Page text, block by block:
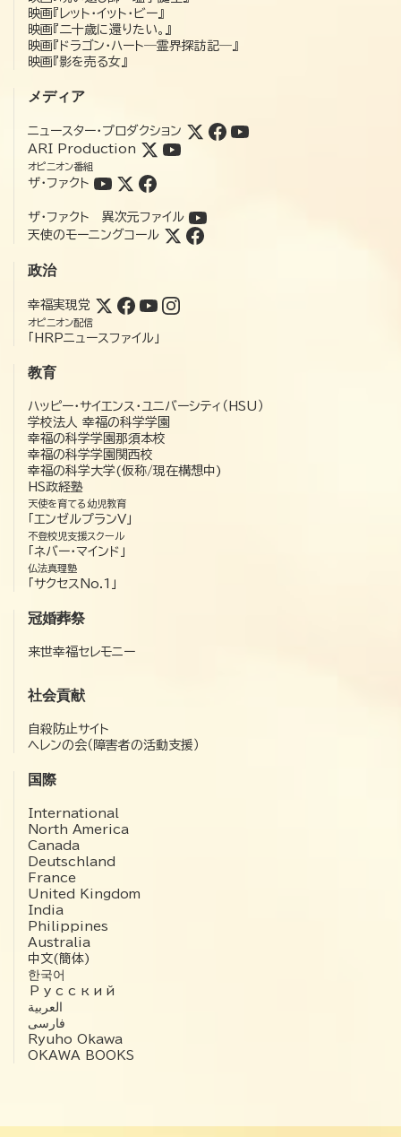
映画『レット・イット・ビー』
映画『二十歳に還りたい。』
映画『ドラゴン・ハート―霊界探訪記―』
映画『影を売る女』
メディア
ニュースター・プロダクション
ARI Production
オピニオン番組
ザ・ファクト
ザ・ファクト 異次元ファイル
天使のモーニングコール
政治
幸福実現党
オピニオン配信
「HRPニュースファイル」
教育
ハッピー・サイエンス・ユニバーシティ（HSU）
学校法人 幸福の科学学園
幸福の科学学園那須本校
幸福の科学学園関西校
幸福の科学大学(仮称/現在構想中)
HS政経塾
天使を育てる幼児教育
「エンゼルプランV」
不登校児支援スクール
「ネバー・マインド」
仏法真理塾
「サクセスNo.1」
冠婚葬祭
来世幸福セレモニー
社会貢献
自殺防止サイト
ヘレンの会（障害者の活動支援）
国際
International
North America
Canada
Deutschland
France
United Kingdom
India
Philippines
Australia
中文(簡体)
한국어
Русский
العربية‏
فارسی
Ryuho Okawa
OKAWA BOOKS